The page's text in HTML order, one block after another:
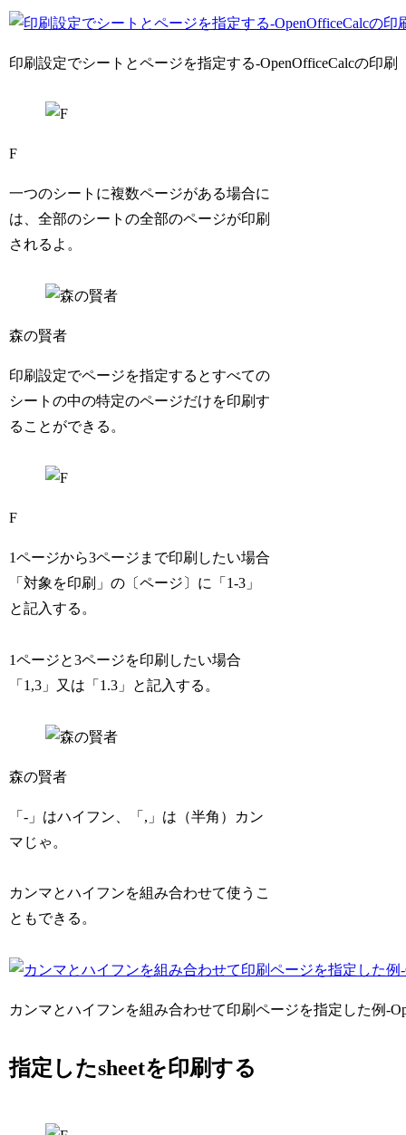
印刷設定でシートとページを指定する-OpenOfficeCalcの印刷
F
一つのシートに複数ページがある場合に
は、全部のシートの全部のページが印刷
されるよ。
森の賢者
印刷設定でページを指定するとすべての
シートの中の特定のページだけを印刷す
ることができる。
F
1ページから3ページまで印刷したい場合
「対象を印刷」の〔ページ〕に「1-3」
と記入する。
1ページと3ページを印刷したい場合
「1,3」又は「1.3」と記入する。
森の賢者
「-」はハイフン、「,」は（半角）カン
マじゃ。
カンマとハイフンを組み合わせて使うこ
ともできる。
カンマとハイフンを組み合わせて印刷ページを指定した例-
指定したsheetを印刷する